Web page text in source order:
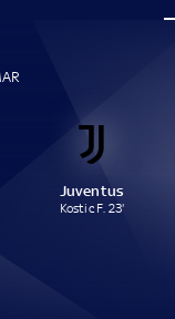
Juventus
Kostic F. 23'